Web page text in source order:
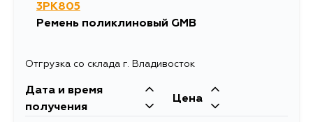
3PK805
Ремень поликлиновый GMB
Отгрузка со склада г. Владивосток
Дата и время
получения
Цена